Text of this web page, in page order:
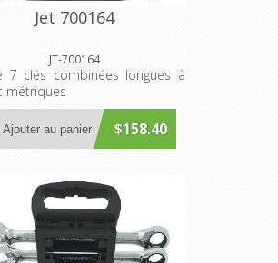
Jet 700164
JT-700164
7 clés combinées longues à
métriques
$158.40
Ajouter au panier